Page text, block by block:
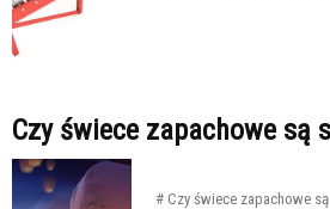
Czy świece zapachowe są
# Czy świece zapachowe